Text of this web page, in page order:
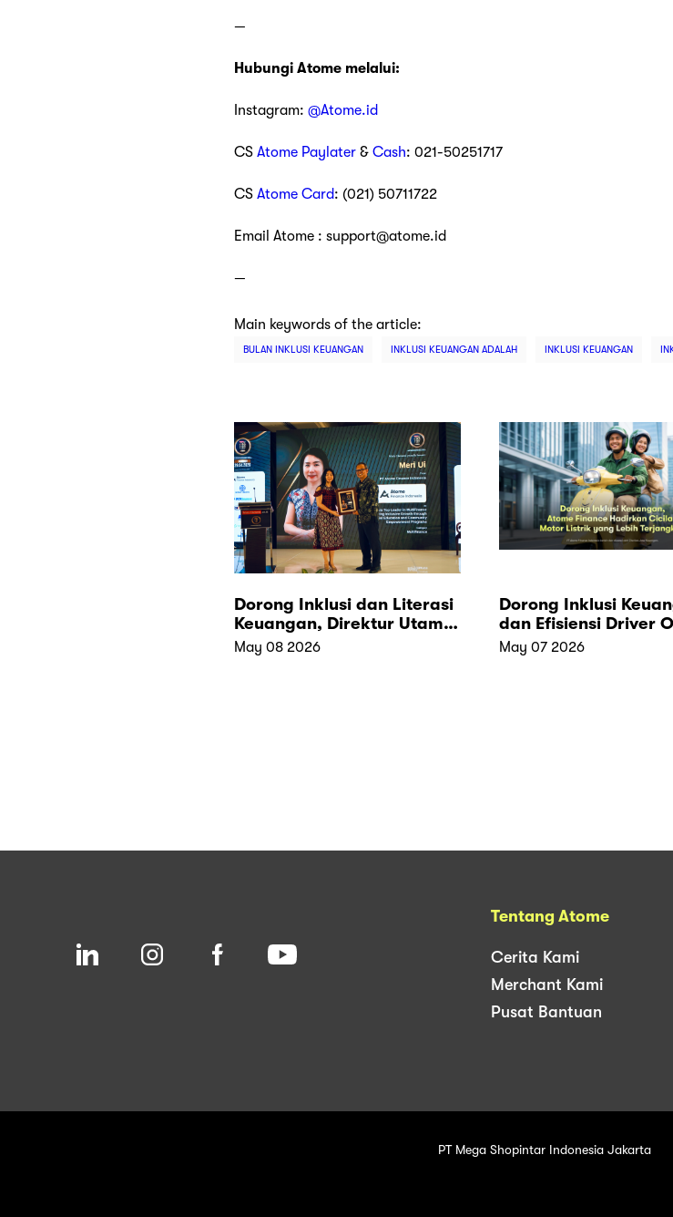
—
Hubungi Atome melalui:
Instagram: @Atome.id
CS Atome Paylater & Cash: 021-50251717
CS Atome Card: (021) 50711722
Email Atome : support@atome.id
—
Main keywords of the article:
BULAN INKLUSI KEUANGAN INKLUSI KEUANGAN ADALAH INKLUSI KEUANGAN
Dorong Inklusi dan Literasi
Keuangan, Direktur Utama
Atome Finance Indonesia
Raih Penghargaan
May 08 2026
Dorong Inklusi
dan Efisiensi Driver
Atome Finance
Layanan Sewa
May 07 2026
Tentang Atome
Cerita Kami
Merchant Kami
Pusat Bantuan
PT Mega Shopintar Indonesia Jakarta